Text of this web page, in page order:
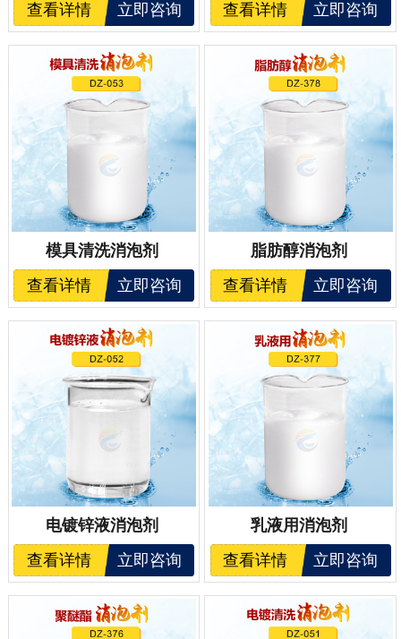
查看详情
立即咨询
查看详情
立即咨询
模具清洗消泡剂
查看详情
立即咨询
脂肪醇消泡剂
查看详情
立即咨询
电镀锌液消泡剂
查看详情
立即咨询
乳液用消泡剂
查看详情
立即咨询